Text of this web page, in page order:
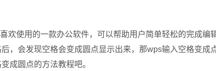
欢使用的一款办公软件，可以帮助用户简单轻松的完成编
，会发现空格会变成圆点显示出来，那wps输入空格变成
成圆点的方法教程吧。